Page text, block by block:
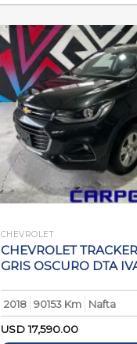
CHEVROLET
CHEVROLET
GRIS OSCURO DTA
2018 90153 Km
Nafta
USD17,590.00